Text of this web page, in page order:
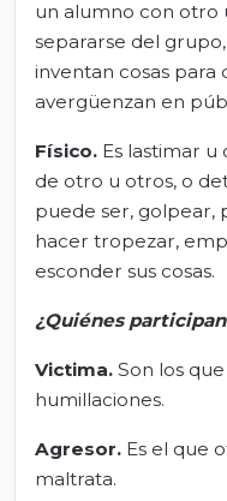
un alumno con otro
separarse del
inventan cosas para
avergüenzan en
Físico. Es lastimar u
de otro u otros, o
puede ser, golpear,
hacer tropezar,
esconder sus cosas.
¿Quiénes
Victima. Son los
humillaciones.
Agresor. Es el que
maltrata.